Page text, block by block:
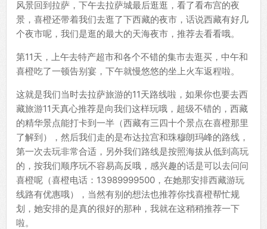
风景回到拉萨，下午去拉萨城最后逛逛，看了看布宫的夜
景，喜橙还带着我们去逛了下西藏的夜市，话说西藏有好几
个夜市呢，我们是逛的最大的天海夜市，推荐去看看哦。
第11天，上午去特产超市和各个不错的集市去逛买，中午和
喜橙吃了一顿告别宴，下午就慢悠悠的坐上火车返程啦。
这就是我们当时去拉萨旅游的11天路线啦，如果你也要去西
藏旅游11天真心推荐是向我们这样玩哦，超级不错的，西藏
的精华景点能打卡到一半（西藏有三四十个景点在喜橙那里
了解到），然后我们走的是布达拉宫和珠穆朗玛峰的路线，
第一次去玩非常合适，另外我们路线是按照海拔从低到高玩
的，按我们顺序玩不容易高反哦，感兴趣的话是可以去问问
喜橙呢（喜橙电话：13989999500，在她那安排西藏游玩
线路有优惠哦），当然有别的想法也推荐你找喜橙帮忙规
划，她安排的是真的很好的那种，我就在这稍稍推荐一下
啦。